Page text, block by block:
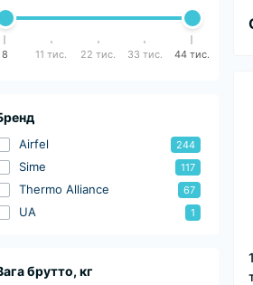
8 11 тис. 22 тис. 33 тис. 44 тис.
Airfel 244
Sime 117
Thermo Alliance 67
UA 1
брутто, кг